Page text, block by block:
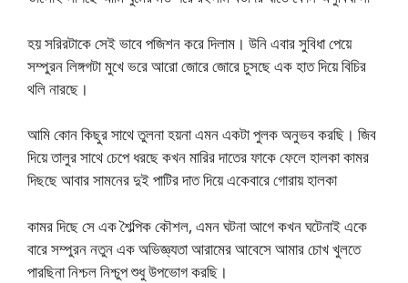
হয় সরিরটাকে সেই ভাবে পজিশন করে দিলাম। উনি এবার সুবিধা পেয়ে
সম্পুরন লিঙ্গগটা মুখে ভরে আরো জোরে জোরে চুসছে এক হাত দিয়ে বিচির
থলি নারছে।
আমি কোন কিছুর সাথে তুলনা হয়না এমন একটা পুলক অনুভব করছি। জিব
দিয়ে তালুর সাথে চেপে ধরছে কখন মারির দাতের ফাকে ফেলে হালকা কামর
দিছছে আবার সামনের দুই পাটির দাত দিয়ে একেবারে গোরায় হালকা
কামর দিছে সে এক শৈল্পিক কৌশল, এমন ঘটনা আগে কখন ঘটেনাই একে
বারে সম্পুরন নতুন এক অভিজ্ঞ্যতা আরামের আবেসে আমার চোখ খুলতে
পারছিনা নিশ্চল নিশ্চুপ শুধু উপভোগ করছি।